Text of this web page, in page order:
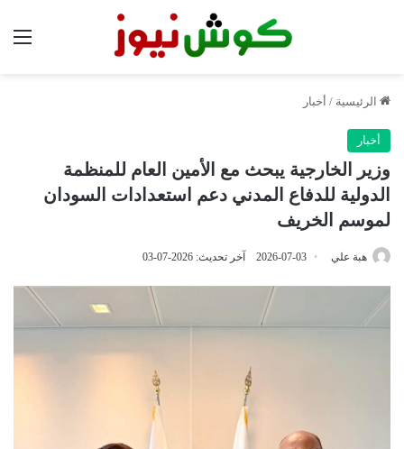
الرئيسية / أخبار
أخبار
وزير الخارجية يبحث مع الأمين العام للمنظمة
الدولية للدفاع المدني دعم استعدادات السودان
لموسم الخريف
هبة علي 2026-07-03 آخر تحديث: 2026-07-03